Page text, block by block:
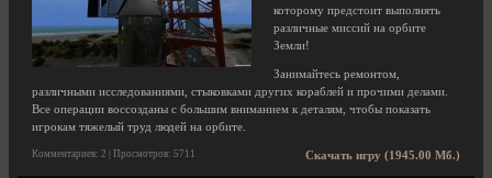
которому предстоит выполнять
различные миссий на орбите
Земли!
Занимайтесь ремонтом,
различными исследованиями, стыковками других кораблей и прочими делами.
Все операции воссозданы с большим вниманием к деталям, чтобы показать
игрокам тяжелый труд людей на орбите.
Скачать игру (1945.00 Мб.)
Комментариев: 2 | Просмотров: 5711